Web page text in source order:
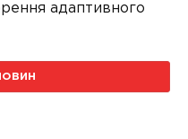
адаптивного